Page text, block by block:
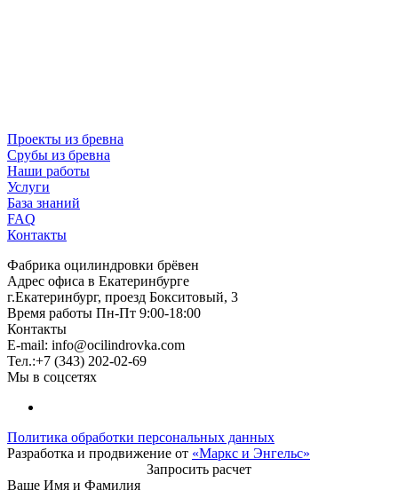
Проекты из бревна
Срубы из бревна
Наши работы
Услуги
База знаний
FAQ
Контакты
Фабрика оцилиндровки брёвен
Адрес офиса в Екатеринбурге
г.Екатеринбург, проезд Бокситовый, 3
Время работы Пн-Пт 9:00-18:00
Контакты
E-mail: info@ocilindrovka.com
Тел.:+7 (343) 202-02-69
Мы в соцсетях
Политика обработки персональных данных
Разработка и продвижение от «Маркс и Энгельс»
Запросить расчет
Ваше Имя и Фамилия